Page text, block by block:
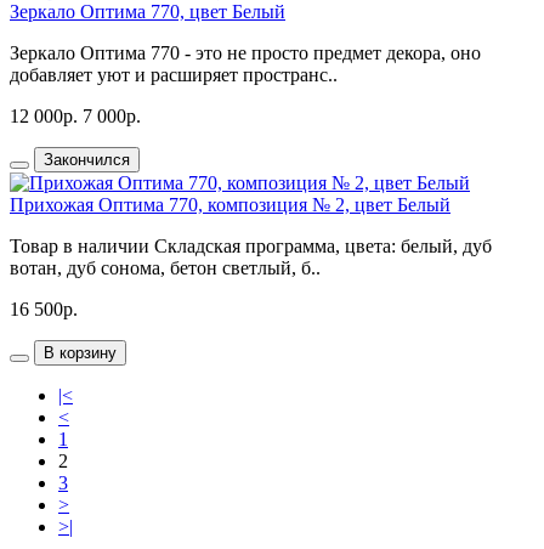
Зеркало Оптима 770, цвет Белый
Зеркало Оптима 770 - это не просто предмет декора, оно
добавляет уют и расширяет пространс..
12 000р. 7 000р.
Закончился
Прихожая Оптима 770, композиция № 2, цвет Белый
Товар в наличии Складская программа, цвета: белый, дуб
вотан, дуб сонома, бетон светлый, б..
16 500р.
В корзину
|<
<
1
2
3
>
>|